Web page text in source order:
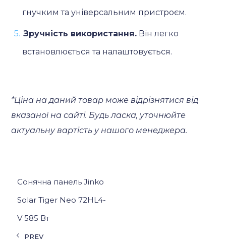
гнучким та універсальним пристроєм.
Зручність використання.Він легко
встановлюється та налаштовується.
*Ціна на даний товар може відрізнятися від
вказаної на сайті. Будь ласка, уточнюйте
актуальну вартість у нашого менеджера.
Сонячна панель Jinko
Solar Tiger Neo 72HL4-
V 585 Вт
PREV